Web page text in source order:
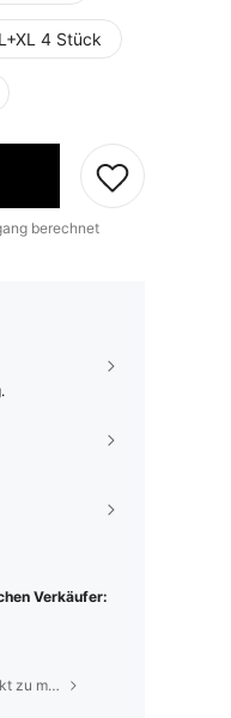
4 Stück
berechnet
Verkäufer:
Um diesen Verkäufer und/oder dieses Produkt zu melden